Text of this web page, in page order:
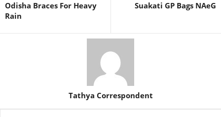
Odisha Braces For Heavy
Rain
Suakati GP Bags NAeG
Tathya Correspondent